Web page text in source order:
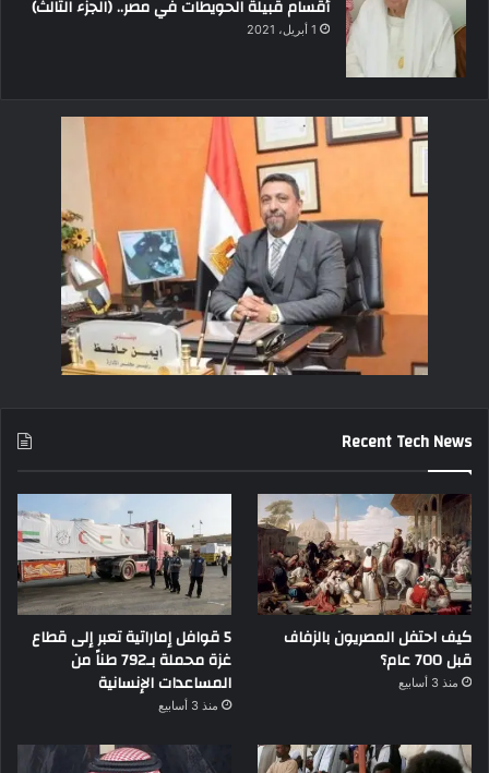
أقسام قبيلة الحويطات في مصر.. (الجزء الثالث)
1 أبريل، 2021
Recent Tech News
كيف احتفل المصريون بالزفاف
قبل 700 عام؟
منذ 3 أسابيع
5 قوافل إماراتية تعبر إلى قطاع
غزة محملة بـ792 طناً من
المساعدات الإنسانية
منذ 3 أسابيع